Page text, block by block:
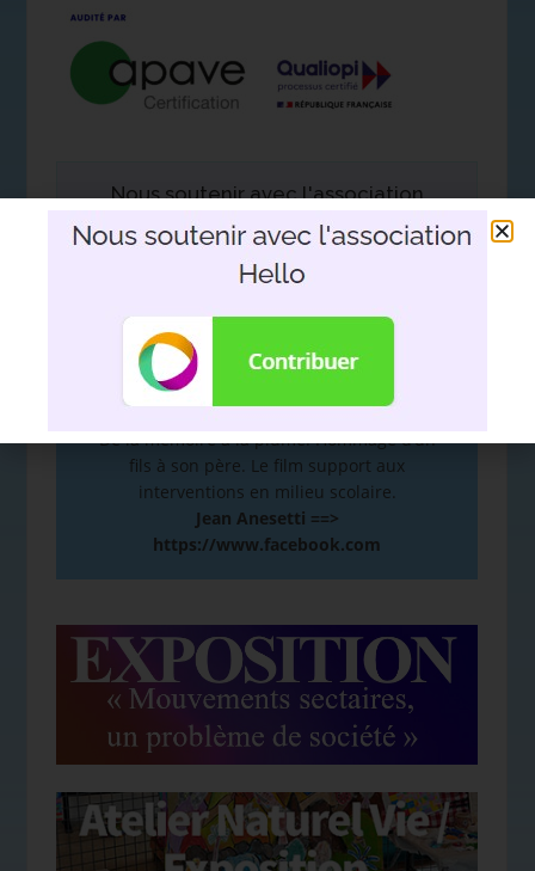
Nous soutenir avec l'association
DEVOIR DE MÉMOIRE:
De la mémoire à la plume. Hommage d’un
fils à son père. Le film support aux
interventions en milieu scolaire.
Jean Anesetti ==>
https://www.facebook.com